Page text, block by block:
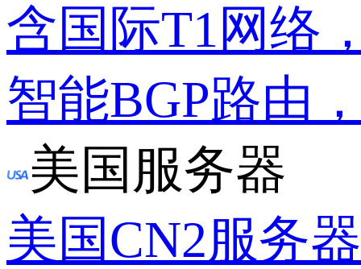
含国际T1网络
智能BGP路由
美国服务器
美国CN2服务器